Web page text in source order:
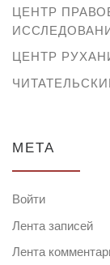
ЦЕНТР
ЦЕНТР
МЕТА
Войти
Лента записей
Лента